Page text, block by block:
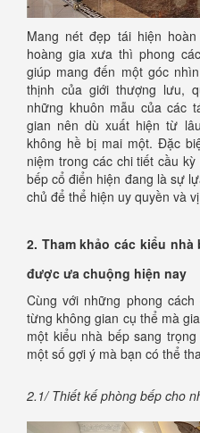
Mang nét đẹp tái hiện
hoàng gia xưa thì phong
giúp mang đến một góc
thịnh của giới thượng lưu,
những khuôn mẫu của các
gian nên dù xuất hiện từ
không hề bị mai một. Đặc
niệm trong các chi tiết cầu
bếp cổ điển hiện đang là sự
chủ để thể hiện uy quyền và
2. Tham khảo các kiểu
được ưa chuộng hiện nay
Cùng với những phong
từng không gian cụ thể mà
một kiểu nhà bếp sang
một số gợi ý mà bạn có thể
2.1/ Thiết kế phòng bếp cho